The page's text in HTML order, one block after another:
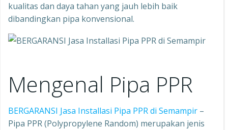
kualitas dan daya tahan yang jauh lebih baik
dibandingkan pipa konvensional.
Mengenal Pipa PPR
BERGARANSI Jasa Installasi Pipa PPR di Semampir –
Pipa PPR (Polypropylene Random) merupakan jenis